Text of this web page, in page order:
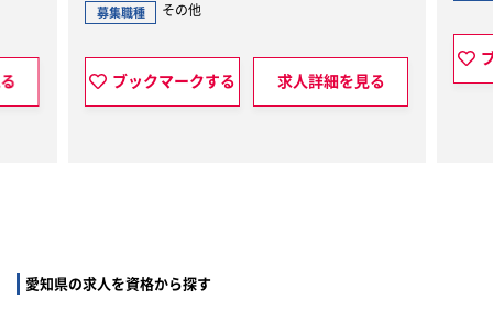
募集職種 その他
ブックマークする 求人詳細を見る
ブッ
愛知県の求人を資格から探す